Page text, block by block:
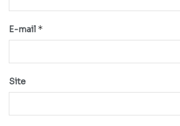
E-mail *
Site